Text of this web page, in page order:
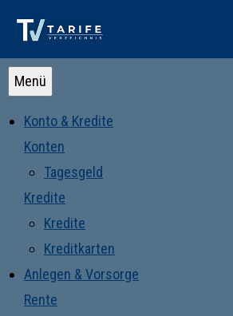
Menü
Konto & Kredite
Konten
Tagesgeld
Kredite
Kredite
Kreditkarten
Anlegen & Vorsorge
Rente